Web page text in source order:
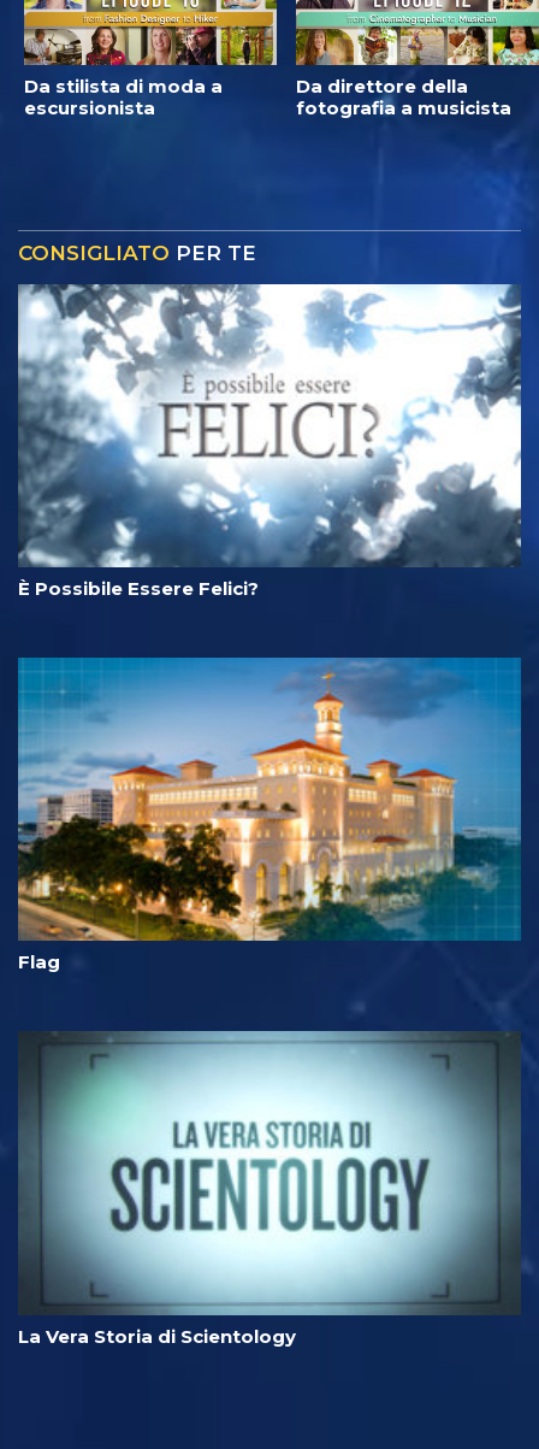
Da stilista di moda a
escursionista
Da direttore della
fotografia a musicista
CONSIGLIATO PER TE
È Possibile Essere Felici?
Flag
La Vera Storia di Scientology